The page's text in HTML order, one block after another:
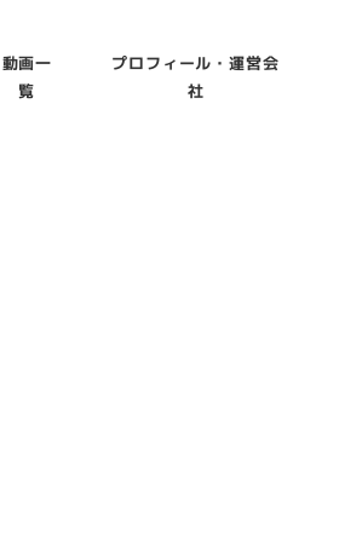
動画一
覧
プロフィール・運営会
社